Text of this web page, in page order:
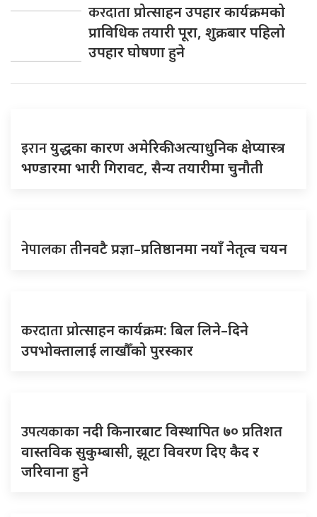
करदाताप्रोत्साहन उपहार कार्यक्रमको
प्राविधिक तयारी पूरा, शुक्रबार पहिलो
उपहार घोषणा हुने
इरानयुद्धका कारण अमेरिकी अत्याधुनिक क्षेप्यास्त्र
भण्डारमा भारी गिरावट, सैन्य तयारीमा चुनौती
नेपालकातीनवटै प्रज्ञा–प्रतिष्ठानमा नयाँ नेतृत्व चयन
करदाताप्रोत्साहन कार्यक्रम: बिल लिने–दिने
उपभोक्तालाई लाखौँको पुरस्कार
उपत्यकाकानदी किनारबाट विस्थापित ७० प्रतिशत
वास्तविक सुकुम्बासी, झूटा विवरण दिए कैद र
जरिवाना हुने